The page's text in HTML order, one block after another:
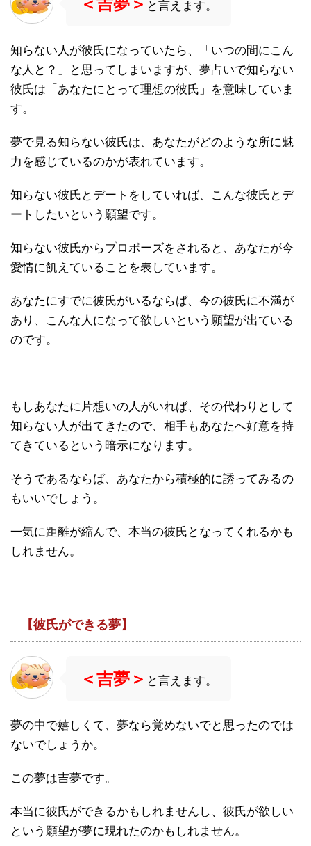
と言えます。
知らない人が彼氏になっていたら、「いつの間にこん
な人と？」と思ってしまいますが、夢占いで知らない
彼氏は「あなたにとって理想の彼氏」を意味していま
す。
夢で見る知らない彼氏は、あなたがどのような所に魅
力を感じているのかが表れています。
知らない彼氏とデートをしていれば、こんな彼氏とデ
ートしたいという願望です。
知らない彼氏からプロポーズをされると、あなたが今
愛情に飢えていることを表しています。
あなたにすでに彼氏がいるならば、今の彼氏に不満が
あり、こんな人になって欲しいという願望が出ている
のです。
もしあなたに片想いの人がいれば、その代わりとして
知らない人が出てきたので、相手もあなたへ好意を持
てきているという暗示になります。
そうであるならば、あなたから積極的に誘ってみるの
もいいでしょう。
一気に距離が縮んで、本当の彼氏となってくれるかも
しれません。
【彼氏ができる夢】
＜吉夢＞ と言えます。
夢の中で嬉しくて、夢なら覚めないでと思ったのでは
ないでしょうか。
この夢は吉夢です。
本当に彼氏ができるかもしれませんし、彼氏が欲しい
という願望が夢に現れたのかもしれません。